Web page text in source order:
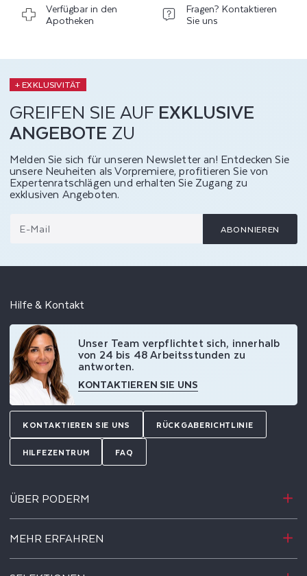
Verfügbar in den
Apotheken
Fragen? Kontaktieren
Sie uns
+ EXKLUSIVITÄT
GREIFEN SIE AUFEXKLUSIVE
ANGEBOTE ZU
Melden Sie sich für unseren Newsletter an! Entdecken Sie
unsere Neuheiten als Vorpremiere, profitieren Sie von
Expertenratschlägen und erhalten Sie Zugang zu
exklusiven Angeboten.
E-Mail ABONNIEREN
Hilfe & Kontakt
Unser Team verpflichtet sich, innerhalb
von 24 bis 48 Arbeitsstunden zu
antworten.
KONTAKTIEREN SIE UNS
KONTAKTIEREN SIE UNS RÜCKGABERICHTLINIE
HILFEZENTRUM FAQ
ÜBER PODERM
MEHR ERFAHREN